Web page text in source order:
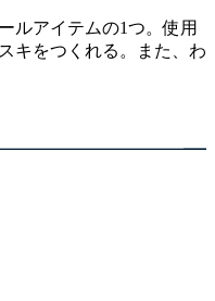
ルアイテムの1つ。使用
キをつくれる。また、わ